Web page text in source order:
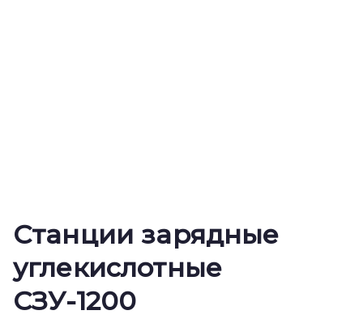
Станции зарядные
углекислотные
СЗУ-1200